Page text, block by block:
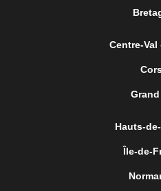
Centre-
Hauts-
Île-de-